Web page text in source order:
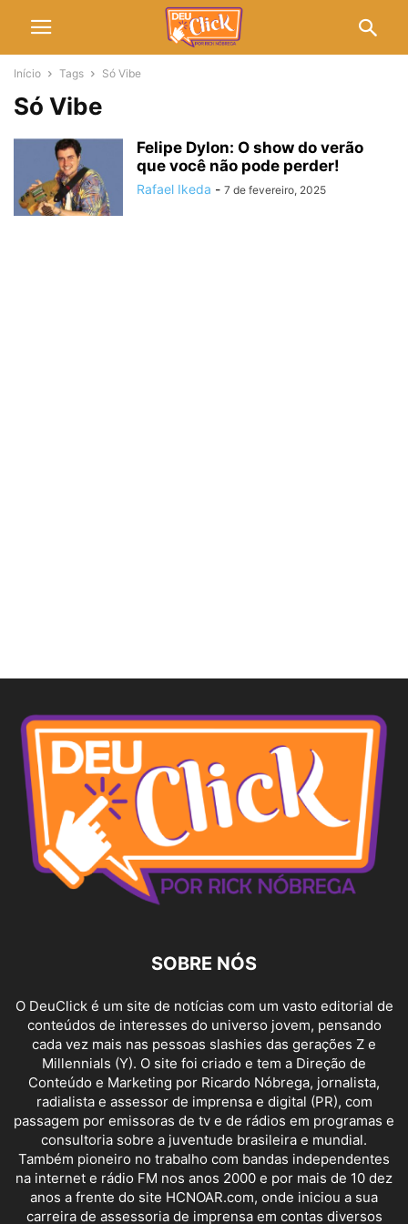
Início Tags Só Vibe
Só Vibe
Felipe Dylon: O show do verão
que você não pode perder!
Rafael Ikeda - 7 de fevereiro, 2025
SOBRE NÓS
O DeuClick é um site de notícias com um vasto editorial de
conteúdos de interesses do universo jovem, pensando
cada vez mais nas pessoas slashies das gerações Z e
Millennials (Y). O site foi criado e tem a Direção de
Conteúdo e Marketing por Ricardo Nóbrega, jornalista,
radialista e assessor de imprensa e digital (PR), com
passagem por emissoras de tv e de rádios em programas e
consultoria sobre a juventude brasileira e mundial.
Também pioneiro no trabalho com bandas independentes
na internet e rádio FM nos anos 2000 e por mais de 10 dez
anos a frente do site HCNOAR.com, onde iniciou a sua
carreira de assessoria de imprensa em contas diversos